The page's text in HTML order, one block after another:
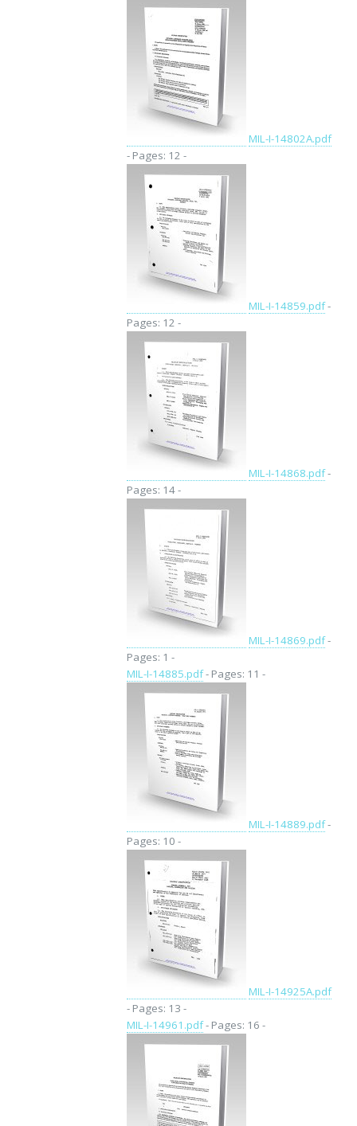
MIL-I-14802A.pdf
- Pages: 12 -
MIL-I-14859.pdf-
Pages: 12 -
MIL-I-14868.pdf-
Pages: 14 -
MIL-I-14869.pdf-
Pages: 1 -
MIL-I-14885.pdf- Pages: 11 -
MIL-I-14889.pdf-
Pages: 10 -
MIL-I-14925A.pdf
- Pages: 13 -
MIL-I-14961.pdf- Pages: 16 -